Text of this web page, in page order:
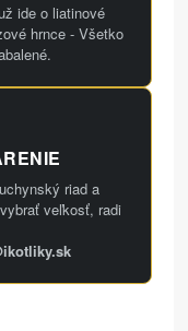
ide o liatinové
hrnce - Všetko
riad a
veľkosť, radi